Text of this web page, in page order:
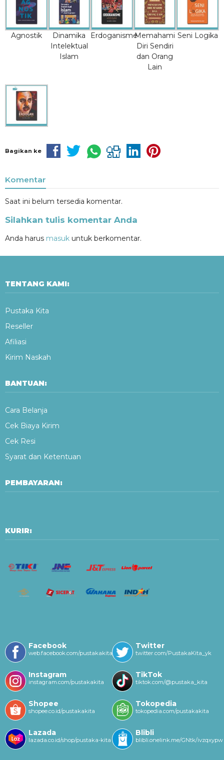
Agnostik
Dinamika
Intelektual
Islam
ErdoganismeMemahami
Diri Sendiri
dan Orang
Lain
Seni Logika
Bagikan ke
Komentar
Saat ini belum tersedia komentar.
Silahkan tulis komentar Anda
Anda harus masuk untuk berkomentar.
TENTANG KAMI:
Pustaka Kita
Reseller
Afiliasi
Kirim Naskah
BANTUAN:
Cara Belanja
Cek Biaya Kirim
Cek Resi
Syarat dan Ketentuan
PEMBAYARAN:
KURIR:
Facebook
web.facebook.com/pustakakitayk/
Twitter
twitter.com/PustakaKita_yk
Instagram
instagram.com/pustakakita
TikTok
tiktok.com/@pustaka_kita
Shopee
shopee.co.id/pustakakita
Tokopedia
tokopedia.com/pustakakita
Lazada
lazada.co.id/shop/pustaka-kita
Blibli
blibli.onelink.me/GNtk/ivzqxypw